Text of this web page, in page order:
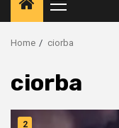
Primary
Menu
Home ciorba
ciorba
2